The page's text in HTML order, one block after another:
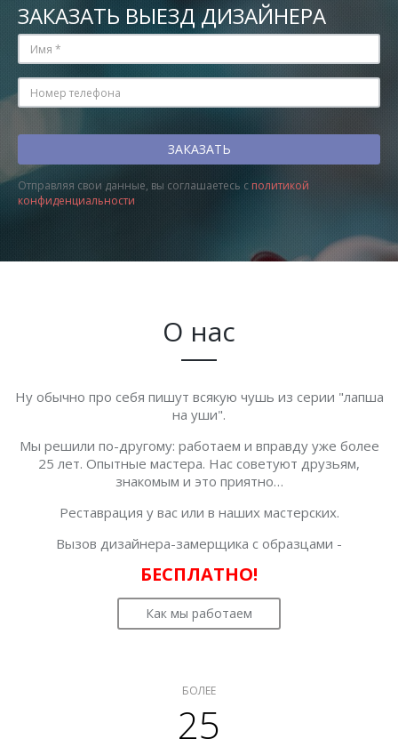
ЗАКАЗАТЬ ВЫЕЗД ДИЗАЙНЕРА
Отправляя свои данные, вы соглашаетесь с политикой
конфиденциальности
О нас
Ну обычно про себя пишут всякую чушь из серии "лапша
на уши".
Мы решили по-другому: работаем и вправду уже более
25 лет. Опытные мастера. Нас советуют друзьям,
знакомым и это приятно…
Реставрация у вас или в наших мастерских.
Вызов дизайнера-замерщика с образцами -
БЕСПЛАТНО!
Как мы работаем
БОЛЕЕ
25